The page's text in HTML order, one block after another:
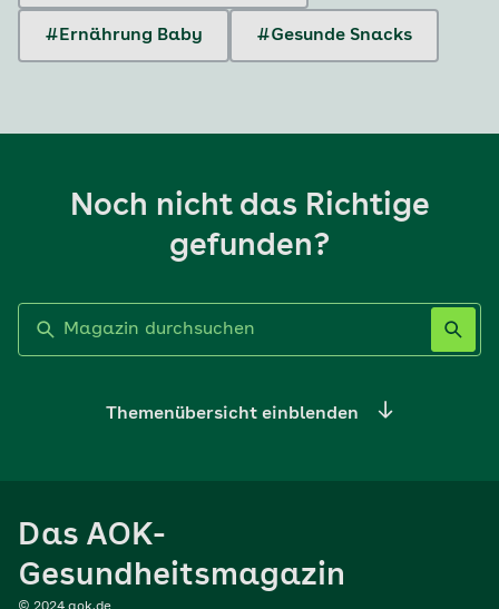
#Ernährung Baby #Gesunde Snacks
Noch nicht das Richtige
gefunden?
Themenübersicht einblenden
Sport
Das AOK-
Gesundheitsmagazin